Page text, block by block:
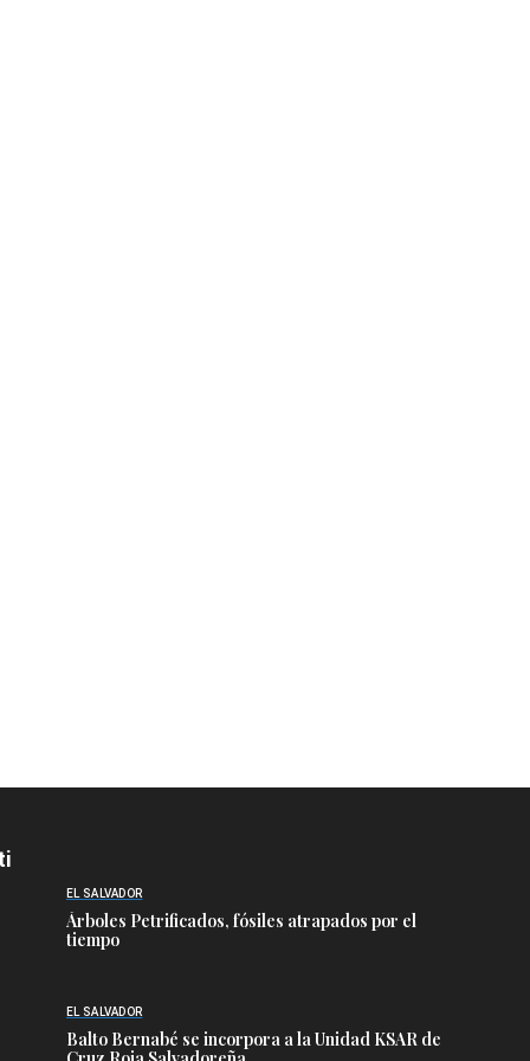
EL SALVADOR
Árboles Petrificados, fósiles atrapados por el
tiempo
EL SALVADOR
Balto Bernabé se incorpora a la Unidad KSAR de